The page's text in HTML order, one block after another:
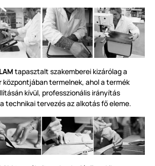
tapasztalt szakemberei kizárólag a
központjában termelnek, ahol a termék
kívül, professzionális irányítás
technikai tervezés az alkotás fő eleme.